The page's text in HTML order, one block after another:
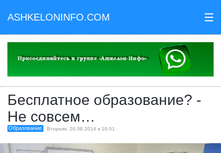
ASHKELONINFO.COM III
Бесплатное образование? -
Не совсем…
Образование Вторник, 26.08.2014 в 16:01